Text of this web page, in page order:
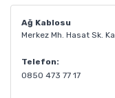
Ağ Kablosu
Merkez Mh. Hasat Sk.
Telefon:
0850 473 77 17